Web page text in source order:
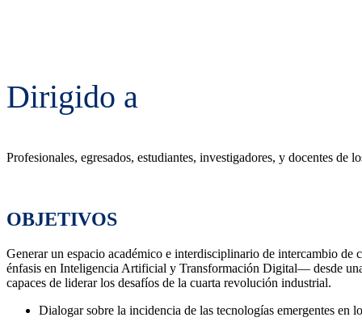
Dirigido a
Profesionales, egresados, estudiantes, investigadores, y docentes de
OBJETIVOS
Generar un espacio académico e interdisciplinario de intercambio
énfasis en Inteligencia Artificial y Transformación Digital— desde
capaces de liderar los desafíos de la cuarta revolución industrial.
Dialogar sobre la incidencia de las tecnologías emergentes en